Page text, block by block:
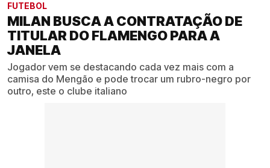
FUTEBOL
MILAN BUSCA A CONTRATAÇÃO DE
TITULAR DO FLAMENGO PARA A
JANELA
Jogador vem se destacando cada vez mais com a
camisa do Mengão e pode trocar um rubro-negro por
outro, este o clube italiano